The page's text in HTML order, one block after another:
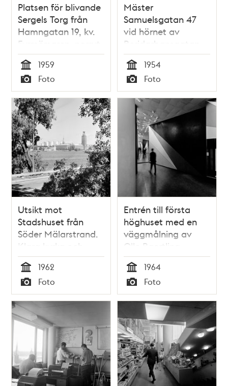
Platsen för blivande
Sergels Torg från
Hamngatan 19, kv.
Fyrmörsaren, norrut.
Hamngatan 32 är
rivet (kv. Hoven).
Mäster
Samuelsgatan går
på en bro. I fonden
ses andra höghuset.
T.h. blivande
Sveavägen
Tid
1959
Typ
Foto
Mäster
Samuelsgatan 47
vid hörnet av
Beridarbansgatan
söderut. T.v. ligger
numera femte
höghuset, Mäster
Samuelsgatan 45,
kv. Stigbygeln
Tid
1954
Typ
Foto
Utsikt mot
Stadshuset från
Söder Mälarstrand.
Klara kyrka och
höghusen i fonden
Tid
1962
Typ
Foto
Entrén till första
höghuset med en
väggmålning av
Olle Baertling
Tid
1964
Typ
Foto